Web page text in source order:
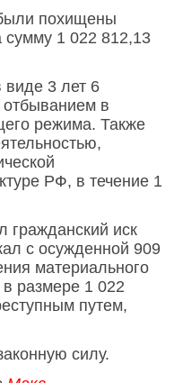
похищены
сумму 1 022 812,13
виде 3 лет 6
в
режима. Также
РФ, в течение 1
гражданский иск
с осужденной 909
материального
размере 1 022
путем,
силу.